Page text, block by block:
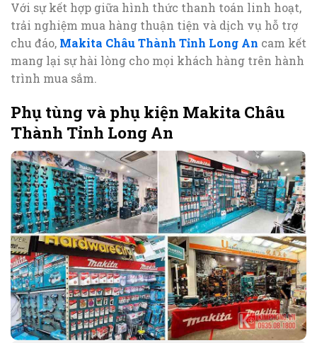
Với sự kết hợp giữa hình thức thanh toán linh hoạt,
trải nghiệm mua hàng thuận tiện và dịch vụ hỗ trợ
chu đáo, Makita Châu Thành Tỉnh Long An cam kết
mang lại sự hài lòng cho mọi khách hàng trên hành
trình mua sắm.
Phụ tùng và phụ kiện Makita Châu
Thành Tỉnh Long An